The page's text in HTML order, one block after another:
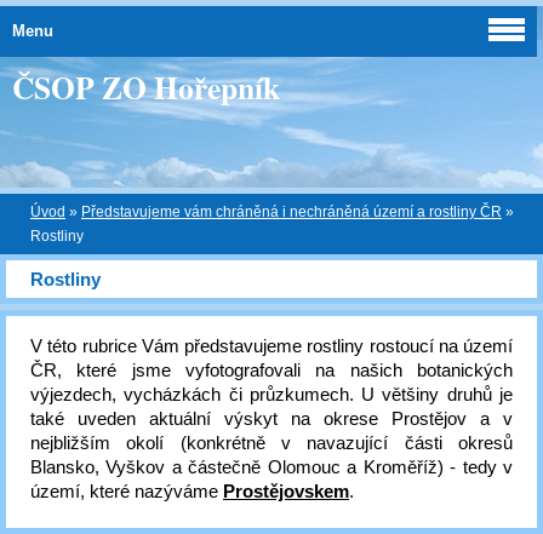
ČSOP ZO Hořepník
Úvod » Představujeme vám chráněná i nechráněná území a rostliny ČR »
Rostliny
Rostliny
V této rubrice Vám představujeme rostliny rostoucí na území
ČR, které jsme vyfotografovali na našich botanických
výjezdech, vycházkách či průzkumech. U většiny druhů je
také uveden aktuální výskyt na okrese Prostějov a v
nejbližším okolí (konkrétně v navazující části okresů
Blansko, Vyškov a částečně Olomouc a Kroměříž) - tedy v
území, které nazýváme Prostějovskem.
Menu